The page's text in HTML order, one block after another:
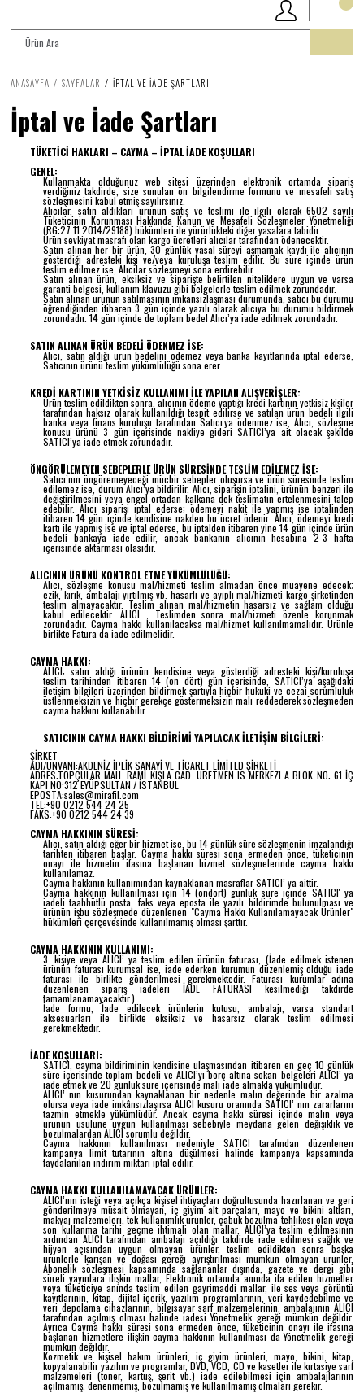
ANASAYFA SAYFALAR İPTAL VE İADE ŞARTLARI
İptal ve İade Şartları
TÜKETİCİ HAKLARI – CAYMA – İPTAL İADE KOŞULLARI
GENEL:
Kullanmakta olduğunuz web sitesi üzerinden elektronik ortamda sipariş
verdiğiniz takdirde, size sunulan ön bilgilendirme formunu ve mesafeli satış
sözleşmesini kabul etmiş sayılırsınız.
Alıcılar, satın aldıkları ürünün satış ve teslimi ile ilgili olarak 6502 sayılı
Tüketicinin Korunması Hakkında Kanun ve Mesafeli Sözleşmeler Yönetmeliği
(RG:27.11.2014/29188) hükümleri ile yürürlükteki diğer yasalara tabidir.
Ürün sevkiyat masrafı olan kargo ücretleri alıcılar tarafından ödenecektir.
Satın alınan her bir ürün, 30 günlük yasal süreyi aşmamak kaydı ile alıcının
gösterdiği adresteki kişi ve/veya kuruluşa teslim edilir. Bu süre içinde ürün
teslim edilmez ise, Alıcılar sözleşmeyi sona erdirebilir.
Satın alınan ürün, eksiksiz ve siparişte belirtilen niteliklere uygun ve varsa
garanti belgesi, kullanım klavuzu gibi belgelerle teslim edilmek zorundadır.
Satın alınan ürünün satılmasının imkansızlaşması durumunda, satıcı bu durumu
öğrendiğinden itibaren 3 gün içinde yazılı olarak alıcıya bu durumu bildirmek
zorundadır. 14 gün içinde de toplam bedel Alıcı’ya iade edilmek zorundadır.
SATIN ALINAN ÜRÜN BEDELİ ÖDENMEZ İSE:
Alıcı, satın aldığı ürün bedelini ödemez veya banka kayıtlarında iptal ederse,
Satıcının ürünü teslim yükümlülüğü sona erer.
KREDİ KARTININ YETKİSİZ KULLANIMI İLE YAPILAN ALIŞVERİŞLER:
Ürün teslim edildikten sonra, alıcının ödeme yaptığı kredi kartının yetkisiz kişiler
tarafından haksız olarak kullanıldığı tespit edilirse ve satılan ürün bedeli ilgili
banka veya finans kuruluşu tarafından Satıcı'ya ödenmez ise, Alıcı, sözleşme
konusu ürünü 3 gün içerisinde nakliye gideri SATICI’ya ait olacak şekilde
SATICI’ya iade etmek zorundadır.
ÖNGÖRÜLEMEYEN SEBEPLERLE ÜRÜN SÜRESİNDE TESLİM EDİLEMEZ İSE:
Satıcı’nın öngöremeyeceği mücbir sebepler oluşursa ve ürün süresinde teslim
edilemez ise, durum Alıcı’ya bildirilir. Alıcı, siparişin iptalini, ürünün benzeri ile
değiştirilmesini veya engel ortadan kalkana dek teslimatın ertelenmesini talep
edebilir. Alıcı siparişi iptal ederse; ödemeyi nakit ile yapmış ise iptalinden
itibaren 14 gün içinde kendisine nakden bu ücret ödenir. Alıcı, ödemeyi kredi
kartı ile yapmış ise ve iptal ederse, bu iptalden itibaren yine 14 gün içinde ürün
bedeli bankaya iade edilir, ancak bankanın alıcının hesabına 2-3 hafta
içerisinde aktarması olasıdır.
ALICININ ÜRÜNÜ KONTROL ETME YÜKÜMLÜLÜĞÜ:
Alıcı, sözleşme konusu mal/hizmeti teslim almadan önce muayene edecek;
ezik, kırık, ambalajı yırtılmış vb. hasarlı ve ayıplı mal/hizmeti kargo şirketinden
teslim almayacaktır. Teslim alınan mal/hizmetin hasarsız ve sağlam olduğu
kabul edilecektir. ALICI , Teslimden sonra mal/hizmeti özenle korunmak
zorundadır. Cayma hakkı kullanılacaksa mal/hizmet kullanılmamalıdır. Ürünle
birlikte Fatura da iade edilmelidir.
CAYMA HAKKI:
ALICI; satın aldığı ürünün kendisine veya gösterdiği adresteki kişi/kuruluşa
teslim tarihinden itibaren 14 (on dört) gün içerisinde, SATICI’ya aşağıdaki
iletişim bilgileri üzerinden bildirmek şartıyla hiçbir hukuki ve cezai sorumluluk
üstlenmeksizin ve hiçbir gerekçe göstermeksizin malı reddederek sözleşmeden
cayma hakkını kullanabilir.
SATICININ CAYMA HAKKI BİLDİRİMİ YAPILACAK İLETİŞİM BİLGİLERİ:
ŞİRKET
ADI/UNVANI:AKDENİZ İPLİK SANAYİ VE TİCARET LİMİTED ŞİRKETİ
ADRES:TOPÇULAR MAH. RAMİ KIŞLA CAD. URETMEN IS MERKEZI A BLOK NO: 61 İÇ
KAPI NO:312 EYÜPSULTAN / İSTANBUL
EPOSTA:sales@mirafil.com
TEL:+90 0212 544 24 25
FAKS:+90 0212 544 24 39
CAYMA HAKKININ SÜRESİ:
Alıcı, satın aldığı eğer bir hizmet ise, bu 14 günlük süre sözleşmenin imzalandığı
tarihten itibaren başlar. Cayma hakkı süresi sona ermeden önce, tüketicinin
onayı ile hizmetin ifasına başlanan hizmet sözleşmelerinde cayma hakkı
kullanılamaz.
Cayma hakkının kullanımından kaynaklanan masraflar SATICI’ ya aittir.
Cayma hakkının kullanılması için 14 (ondört) günlük süre içinde SATICI' ya
iadeli taahhütlü posta, faks veya eposta ile yazılı bildirimde bulunulması ve
ürünün işbu sözleşmede düzenlenen "Cayma Hakkı Kullanılamayacak Ürünler"
hükümleri çerçevesinde kullanılmamış olması şarttır.
CAYMA HAKKININ KULLANIMI:
3. kişiye veya ALICI’ ya teslim edilen ürünün faturası, (İade edilmek istenen
ürünün faturası kurumsal ise, iade ederken kurumun düzenlemiş olduğu iade
faturası ile birlikte gönderilmesi gerekmektedir. Faturası kurumlar adına
düzenlenen sipariş iadeleri İADE FATURASI kesilmediği takdirde
tamamlanamayacaktır.)
İade formu, İade edilecek ürünlerin kutusu, ambalajı, varsa standart
aksesuarları ile birlikte eksiksiz ve hasarsız olarak teslim edilmesi
gerekmektedir.
İADE KOŞULLARI:
SATICI, cayma bildiriminin kendisine ulaşmasından itibaren en geç 10 günlük
süre içerisinde toplam bedeli ve ALICI’yı borç altına sokan belgeleri ALICI’ ya
iade etmek ve 20 günlük süre içerisinde malı iade almakla yükümlüdür.
ALICI’ nın kusurundan kaynaklanan bir nedenle malın değerinde bir azalma
olursa veya iade imkânsızlaşırsa ALICI kusuru oranında SATICI’ nın zararlarını
tazmin etmekle yükümlüdür. Ancak cayma hakkı süresi içinde malın veya
ürünün usulüne uygun kullanılması sebebiyle meydana gelen değişiklik ve
bozulmalardan ALICI sorumlu değildir.
Cayma hakkının kullanılması nedeniyle SATICI tarafından düzenlenen
kampanya limit tutarının altına düşülmesi halinde kampanya kapsamında
faydalanılan indirim miktarı iptal edilir.
CAYMA HAKKI KULLANILAMAYACAK ÜRÜNLER:
ALICI’nın isteği veya açıkça kişisel ihtiyaçları doğrultusunda hazırlanan ve geri
gönderilmeye müsait olmayan, iç giyim alt parçaları, mayo ve bikini altları,
makyaj malzemeleri, tek kullanımlık ürünler, çabuk bozulma tehlikesi olan veya
son kullanma tarihi geçme ihtimali olan mallar, ALICI’ya teslim edilmesinin
ardından ALICI tarafından ambalajı açıldığı takdirde iade edilmesi sağlık ve
hijyen açısından uygun olmayan ürünler, teslim edildikten sonra başka
ürünlerle karışan ve doğası gereği ayrıştırılması mümkün olmayan ürünler,
Abonelik sözleşmesi kapsamında sağlananlar dışında, gazete ve dergi gibi
süreli yayınlara ilişkin mallar, Elektronik ortamda anında ifa edilen hizmetler
veya tüketiciye anında teslim edilen gayrimaddi mallar, ile ses veya görüntü
kayıtlarının, kitap, dijital içerik, yazılım programlarının, veri kaydedebilme ve
veri depolama cihazlarının, bilgisayar sarf malzemelerinin, ambalajının ALICI
tarafından açılmış olması halinde iadesi Yönetmelik gereği mümkün değildir.
Ayrıca Cayma hakkı süresi sona ermeden önce, tüketicinin onayı ile ifasına
başlanan hizmetlere ilişkin cayma hakkının kullanılması da Yönetmelik gereği
mümkün değildir.
Kozmetik ve kişisel bakım ürünleri, iç giyim ürünleri, mayo, bikini, kitap,
kopyalanabilir yazılım ve programlar, DVD, VCD, CD ve kasetler ile kırtasiye sarf
malzemeleri (toner, kartuş, şerit vb.) iade edilebilmesi için ambalajlarının
açılmamış, denenmemiş, bozulmamış ve kullanılmamış olmaları gerekir.